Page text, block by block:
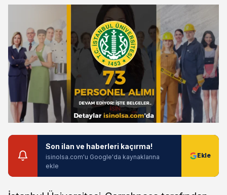
Son ilan ve haberleri kaçırma!
isinolsa.com'u Google'da kaynaklarına
ekle